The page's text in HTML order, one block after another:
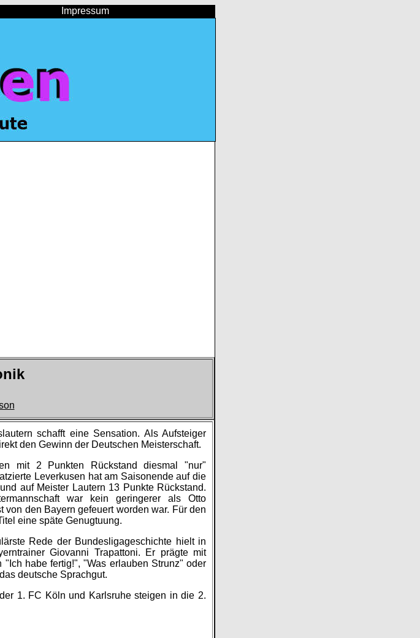
Impressum
schafft eine Sensation. Als Aufsteiger
den Gewinn der Deutschen Meisterschaft.
mit 2 Punkten Rückstand diesmal "nur"
Leverkusen hat am Saisonende auf die
auf Meister Lautern 13 Punkte Rückstand.
war kein geringerer als Otto
von den Bayern gefeuert worden war. Für den
eine späte Genugtuung.
Rede der Bundesligageschichte hielt in
Giovanni Trapattoni. Er prägte mit
"Ich habe fertig!", "Was erlauben Strunz" oder
deutsche Sprachgut.
1. FC Köln und Karlsruhe steigen in die 2.